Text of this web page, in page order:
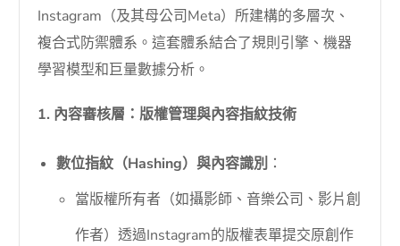
Instagram（及其母公司Meta）所建構的多層次、
複合式防禦體系。這套體系結合了規則引擎、機器
學習模型和巨量數據分析。
1. 內容審核層：版權管理與內容指紋技術
數位指紋（Hashing）與內容識別 ：
當版權所有者（如攝影師、音樂公司、影片創
作者）透過Instagram的版權表單提交原創作